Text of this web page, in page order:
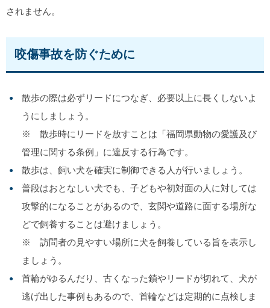
されません。
咬傷事故を防ぐために
散歩の際は必ずリードにつなぎ、必要以上に長くしないよ
うにしましょう。
※ 散歩時にリードを放すことは「福岡県動物の愛護及び
管理に関する条例」に違反する行為です。
散歩は、飼い犬を確実に制御できる人が行いましょう。
普段はおとなしい犬でも、子どもや初対面の人に対しては
攻撃的になることがあるので、玄関や道路に面する場所な
どで飼養することは避けましょう。
※ 訪問者の見やすい場所に犬を飼養している旨を表示し
ましょう。
首輪がゆるんだり、古くなった鎖やリードが切れて、犬が
逃げ出した事例もあるので、首輪などは定期的に点検しま